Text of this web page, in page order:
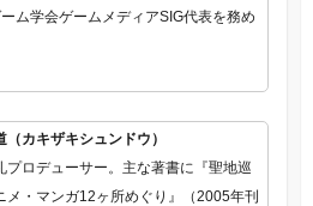
ム学会ゲームメディアSIG代表を務め
（カキザキシュンドウ）
プロデューサー。主な著書に『聖地巡
・マンガ12ヶ所めぐり』（2005年刊